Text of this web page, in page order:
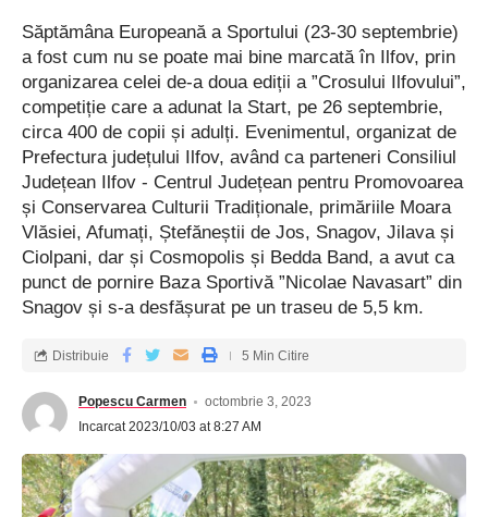
Săptămâna Europeană a Sportului (23-30 septembrie)
a fost cum nu se poate mai bine marcată în Ilfov, prin
organizarea celei de-a doua ediții a ”Crosului Ilfovului”,
competiție care a adunat la Start, pe 26 septembrie,
circa 400 de copii și adulți. Evenimentul, organizat de
Prefectura județului Ilfov, având ca parteneri Consiliul
Județean Ilfov - Centrul Județean pentru Promovoarea
și Conservarea Culturii Tradiționale, primăriile Moara
Vlăsiei, Afumați, Ștefăneștii de Jos, Snagov, Jilava și
Ciolpani, dar și Cosmopolis și Bedda Band, a avut ca
punct de pornire Baza Sportivă ”Nicolae Navasart” din
Snagov și s-a desfășurat pe un traseu de 5,5 km.
Popescu Carmen
octombrie 3, 2023
Incarcat 2023/10/03 at 8:27 AM
Distribuie 5 Min Citire